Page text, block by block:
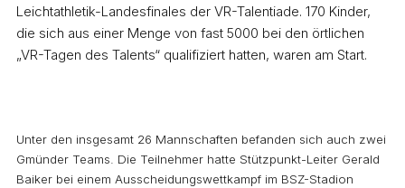
Leichtathletik-Landesfinales der VR-Talentiade. 170 Kinder,
die sich aus einer Menge von fast 5000 bei den örtlichen
„VR-Tagen des Talents“ qualifiziert hatten, waren am Start.
Unter den insgesamt 26 Mannschaften befanden sich auch zwei
Gmünder Teams. Die Teilnehmer hatte Stützpunkt-Leiter Gerald
Baiker bei einem Ausscheidungswettkampf im BSZ-Stadion